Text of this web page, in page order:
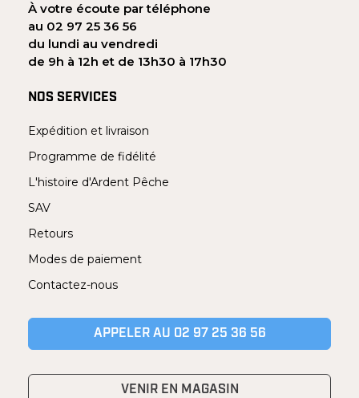
À votre écoute par téléphone
au 02 97 25 36 56
du lundi au vendredi
de 9h à 12h et de 13h30 à 17h30
NOS SERVICES
Expédition et livraison
Programme de fidélité
L'histoire d'Ardent Pêche
SAV
Retours
Modes de paiement
Contactez-nous
APPELER AU 02 97 25 36 56
VENIR EN MAGASIN